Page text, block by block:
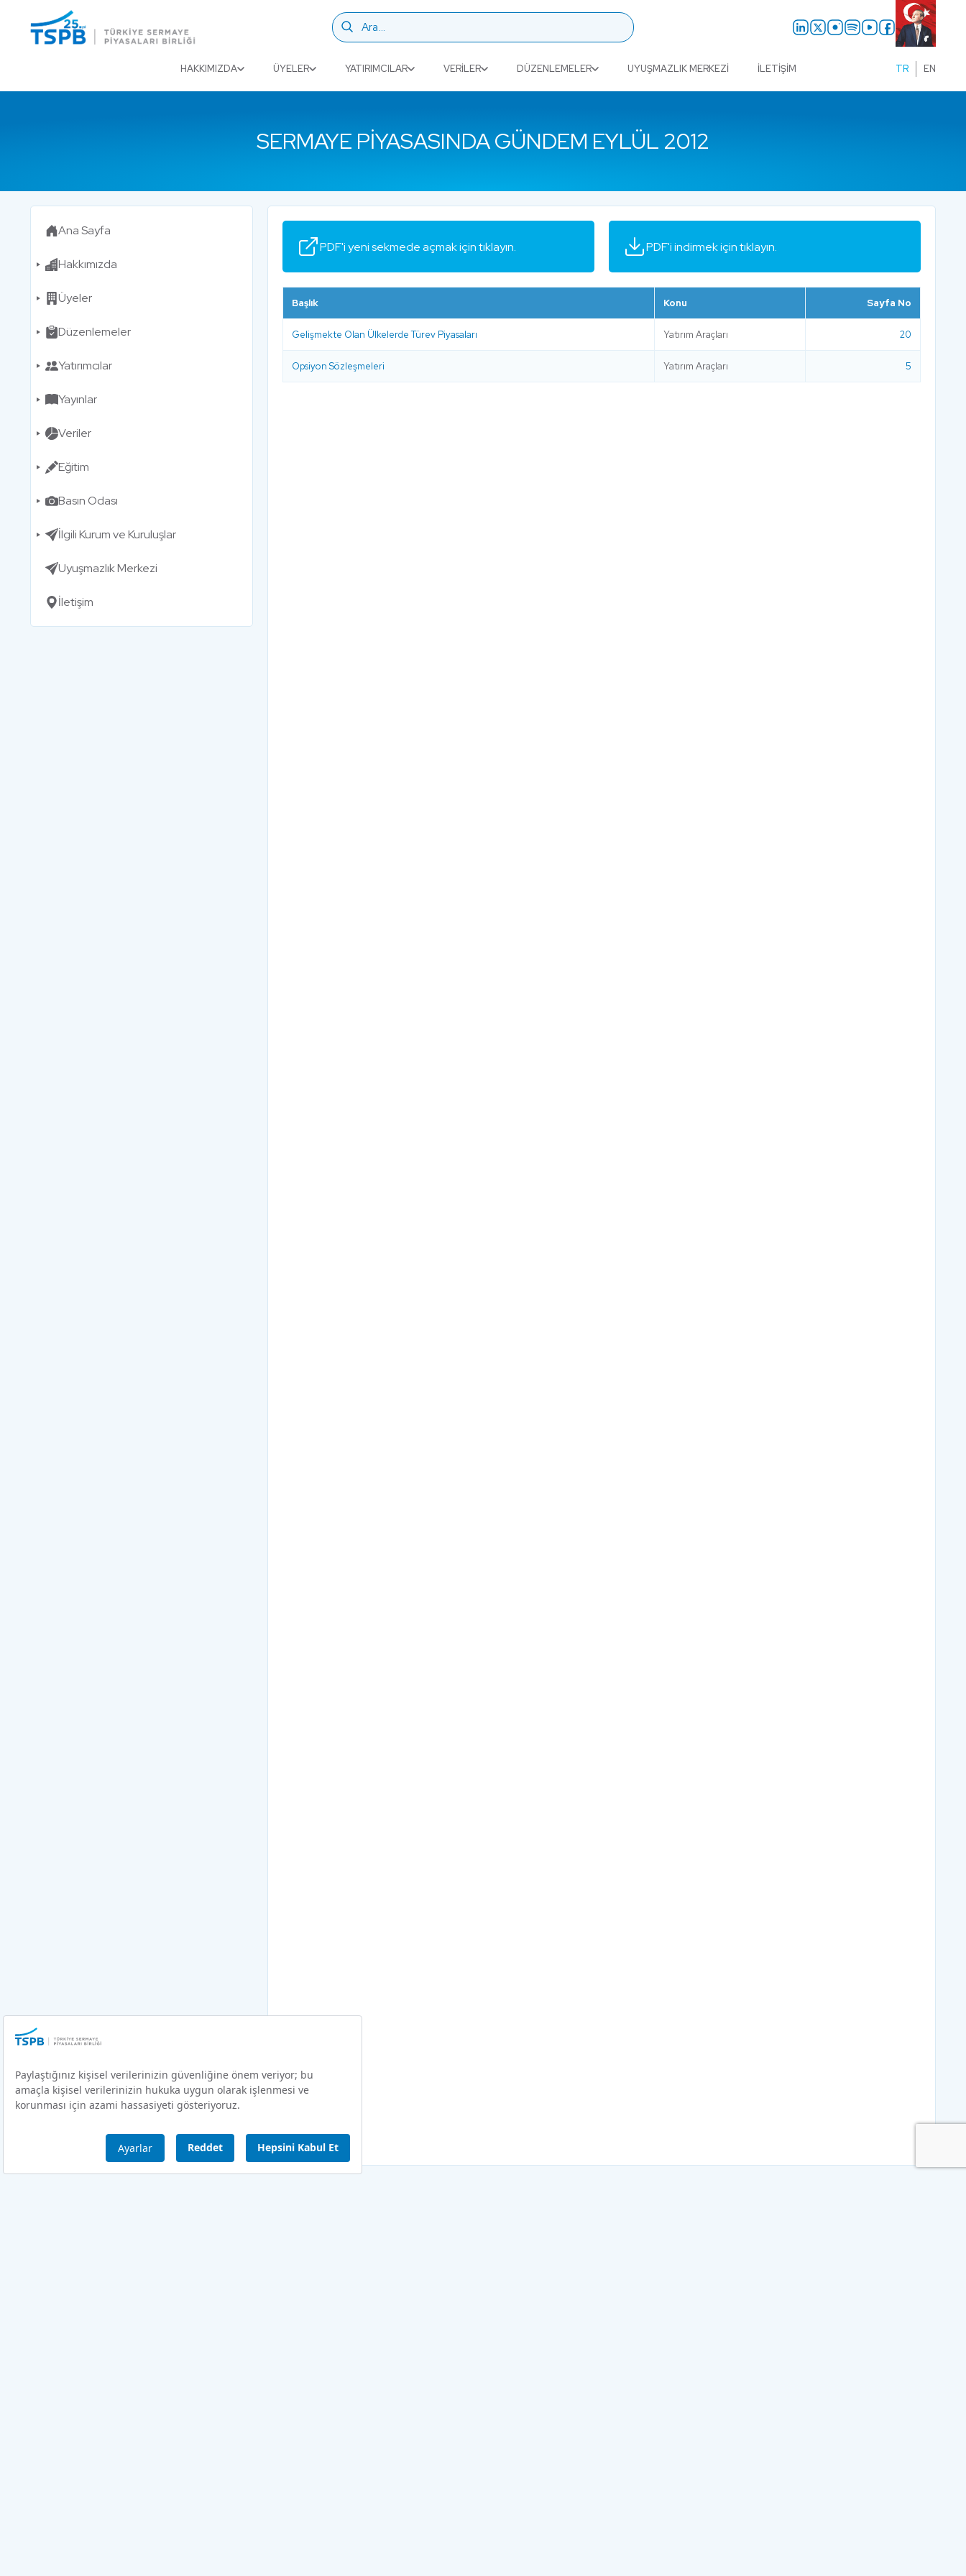
HAKKIMIZDA ÜYELER YATIRIMCILAR VERILER DÜZENLEMELER UYUŞMAZLIK MERKEZI İLETIŞIM TR EN
SERMAYE PIYASASINDA GÜNDEM EYLÜL 2012
Ana Sayfa
Hakkımızda
Üyeler
Düzenlemeler
Yatırımcılar
Yayınlar
Veriler
Eğitim
Basın Odası
İlgili Kurum ve Kuruluşlar
Uyuşmazlık Merkezi
İletişim
PDF'i yeni sekmede açmak için tıklayın. PDF'i indirmek için tıklayın.
Başlık Konu Sayfa No
Gelişmekte Olan Ülkelerde Türev Piyasaları Yatırım Araçları 20
Opsiyon Sözleşmeleri Yatırım Araçları 5